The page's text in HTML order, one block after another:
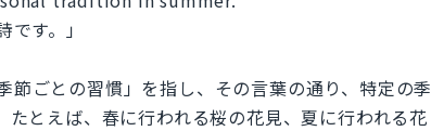
す。」
ごとの習慣」を指し、その言葉の通り、特定の季
とえば、春に行われる桜の花見、夏に行われる花